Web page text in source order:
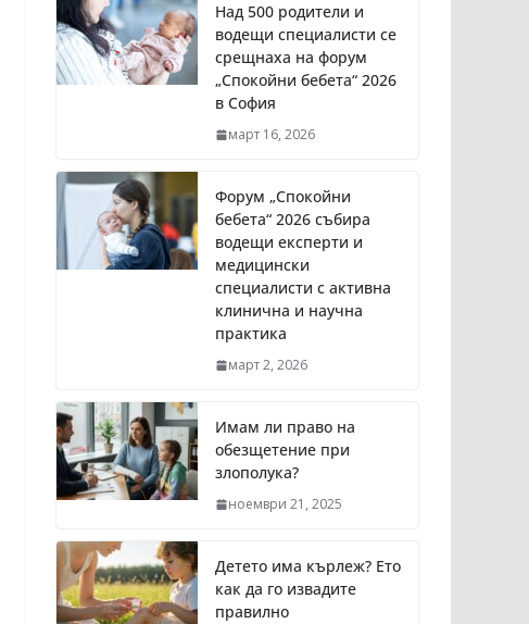
Над 500 родители и
водещи специалисти се
срещнаха на форум
„Спокойни бебета“ 2026
в София
март 16, 2026
Форум „Спокойни
бебета“ 2026 събира
водещи експерти и
медицински
специалисти с активна
клинична и научна
практика
март 2, 2026
Имам ли право на
обезщетение при
злополука?
ноември 21, 2025
Детето има кърлеж? Ето
как да го извадите
правилно